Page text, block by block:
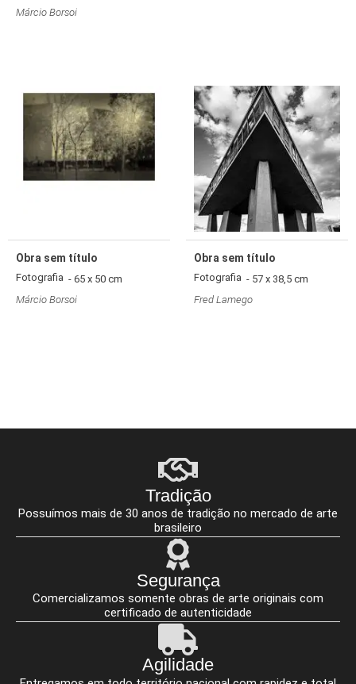
Márcio Borsoi
Obra sem título
Fotografia - 65 x 50 cm
Márcio Borsoi
Obra sem título
Fotografia - 57 x 38,5 cm
Fred Lamego
Tradição
Possuímos mais de 30 anos de tradição no mercado de arte
brasileiro
Segurança
Comercializamos somente obras de arte originais com
certificado de autenticidade
Agilidade